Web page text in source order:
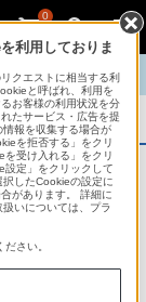
0
English 中文
いろな国
います。
利用しておりま
クエストに相当する利
と呼ばれ、利用を
お客様の利用状況を分
たサービス・広告を提
報を収集する場合が
を拒否する」をクリ
受け入れる」をクリ
設定」をクリックして
したCookieの設定に
があります。 詳細に
いについては、プラ
ださい。